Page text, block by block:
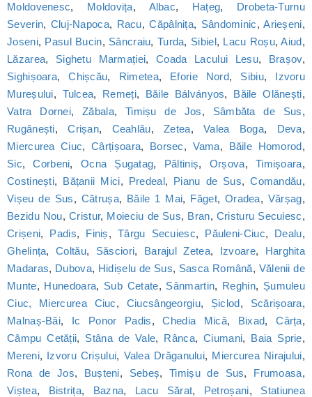
Moldovenesc, Moldovița, Albac, Hațeg, Drobeta-Turnu
Severin, Cluj-Napoca, Racu,Căpâlnița, Sândominic,Arieșeni,
Joseni, Pasul Bucin, Sâncraiu, Turda, Sibiel, Lacu Roșu,Aiud,
Lăzarea, Sighetu Marmației,Coada Lacului Lesu, Brașov,
Sighișoara,Chișcău, Rimetea, Eforie Nord, Sibiu, Izvoru
Mureșului, Tulcea, Remeți, Băile Bálványos, Băile Olănești,
Vatra Dornei,Zăbala, Timișu de Jos, Sâmbăta de Sus,
Rugănești,Crișan, Ceahlău,Zetea,Valea Boga, Deva,
Miercurea Ciuc,Cârțișoara, Borsec, Vama, Băile Homorod,
Sic,Corbeni, Ocna Șugatag, Păltiniș, Orșova, Timișoara,
Costinești, Bățanii Mici, Predeal, Pianu de Sus,Comandău,
Vișeu de Sus, Cătrușa, Băile 1 Mai, Făget, Oradea, Vărșag,
Bezidu Nou,Cristur, Moieciu de Sus, Bran, Cristuru Secuiesc,
Crișeni, Padis, Finiș,Târgu Secuiesc, Păuleni-Ciuc, Dealu,
Ghelința,Coltău, Săsciori, Barajul Zetea, Izvoare, Harghita
Madaras, Dubova, Hidișelu de Sus, Sasca Română, Vălenii de
Munte, Hunedoara, Sub Cetate, Sânmartin, Reghin, Șumuleu
Ciuc, Miercurea Ciuc, Ciucsângeorgiu, Șiclod, Scărișoara,
Malnaș-Băi, Ic Ponor Padis,Chedia Mică, Bixad,Cârța,
Câmpu Cetății, Stâna de Vale, Rânca,Ciumani, Baia Sprie,
Mereni, Izvoru Crișului, Valea Drăganului, Miercurea Nirajului,
Rona de Jos, Bușteni, Sebeș, Timișu de Sus, Frumoasa,
Viștea, Bistrița, Bazna, Lacu Sărat, Petroșani, Statiunea